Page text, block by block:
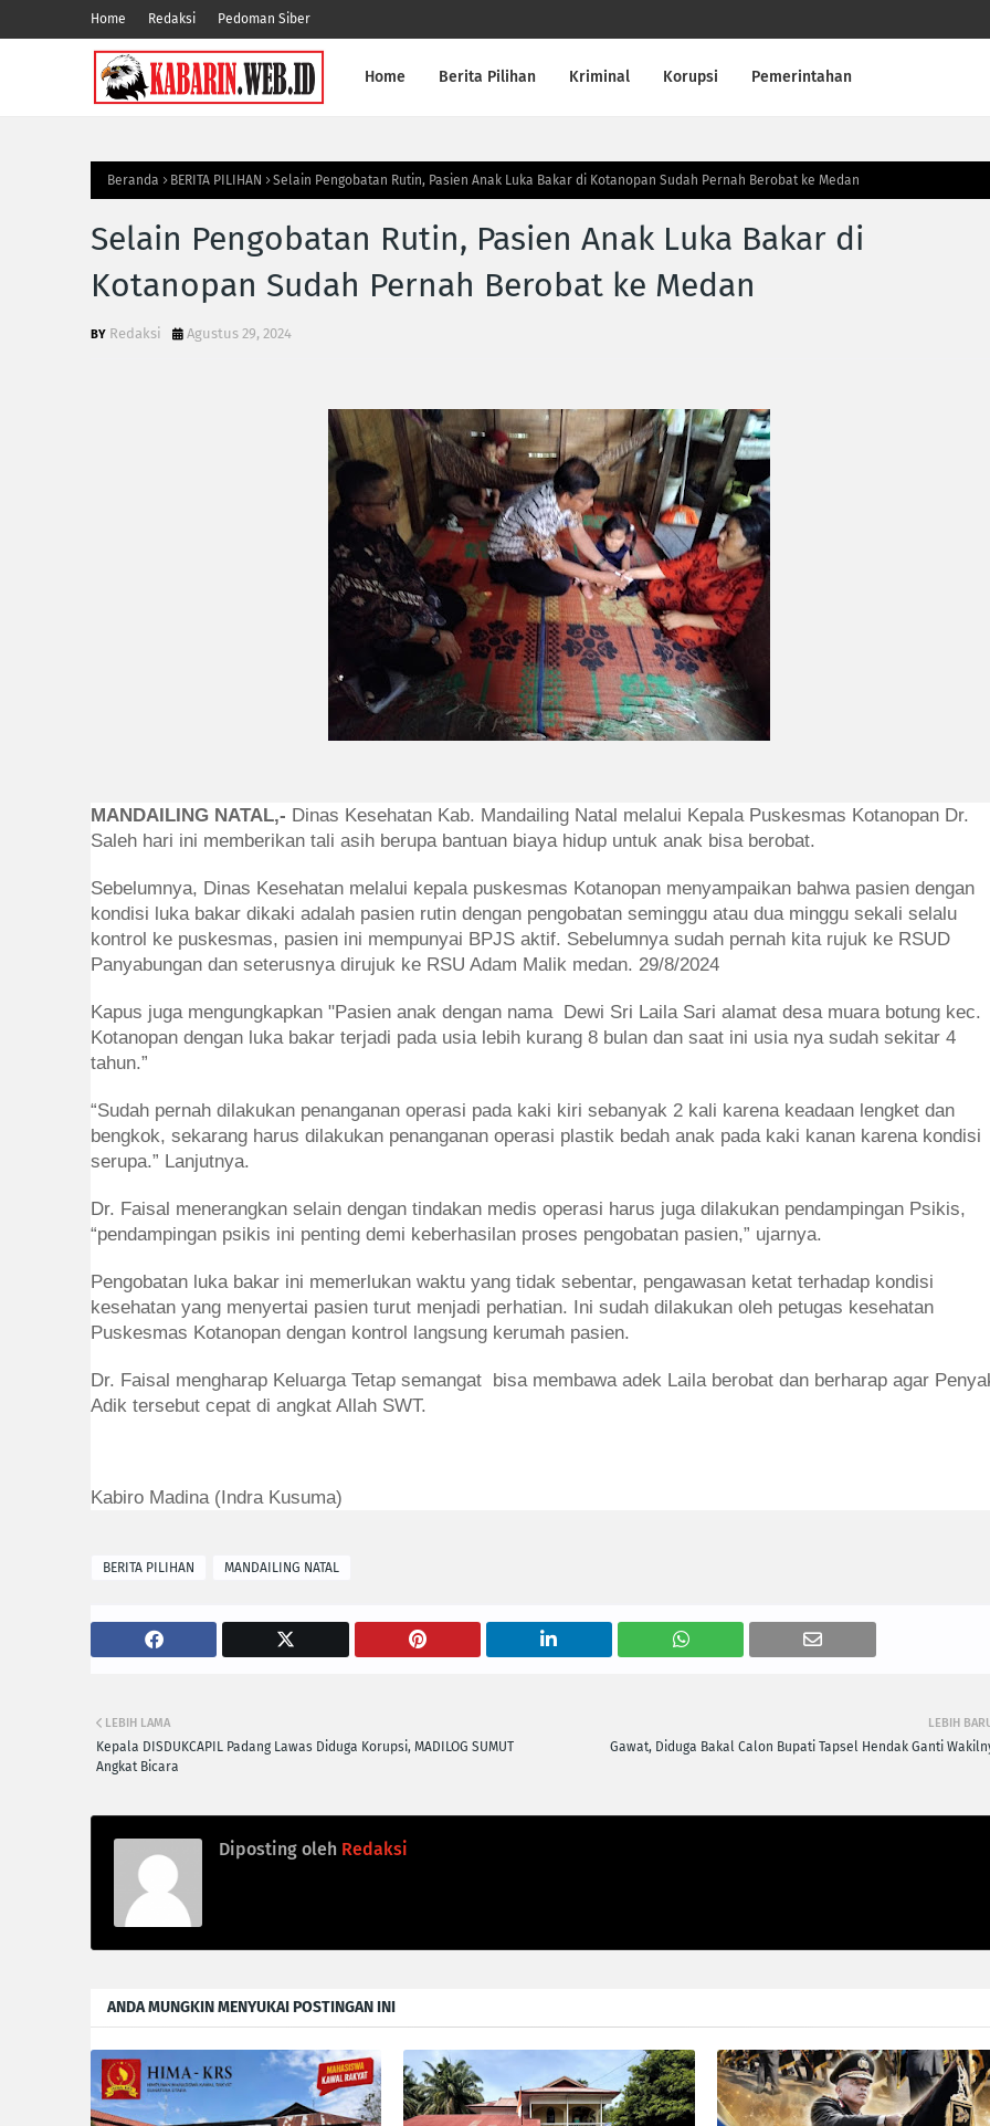
Home Redaksi Pedoman Siber
Home Berita Pilihan Kriminal Korupsi Pemerintahan
Beranda BERITA PILIHAN Selain Pengobatan Rutin, Pasien Anak Luka Bakar di Kotanopan Sudah Pernah Berobat ke Medan
Selain Pengobatan Rutin, Pasien Anak Luka Bakar di
Kotanopan Sudah Pernah Berobat ke Medan
Redaksi Agustus 29, 2024
MANDAILING NATAL,- Dinas Kesehatan Kab. Mandailing Natal melalui Kepala Puskesmas Kotanopan Dr.
Saleh hari ini memberikan tali asih berupa bantuan biaya hidup untuk anak bisa berobat.
Sebelumnya, Dinas Kesehatan melalui kepala puskesmas Kotanopan menyampaikan bahwa pasien dengan
kondisi luka bakar dikaki adalah pasien rutin dengan pengobatan seminggu atau dua minggu sekali selalu
kontrol ke puskesmas, pasien ini mempunyai BPJS aktif. Sebelumnya sudah pernah kita rujuk ke RSUD
Panyabungan dan seterusnya dirujuk ke RSU Adam Malik medan. 29/8/2024
Kapus juga mengungkapkan "Pasien anak dengan nama Dewi Sri Laila Sari alamat desa muara botung kec.
Kotanopan dengan luka bakar terjadi pada usia lebih kurang 8 bulan dan saat ini usia nya sudah sekitar 4
tahun.”
“Sudah pernah dilakukan penanganan operasi pada kaki kiri sebanyak 2 kali karena keadaan lengket dan
bengkok, sekarang harus dilakukan penanganan operasi plastik bedah anak pada kaki kanan karena kondisi
serupa.” Lanjutnya.
Dr. Faisal menerangkan selain dengan tindakan medis operasi harus juga dilakukan pendampingan Psikis,
“pendampingan psikis ini penting demi keberhasilan proses pengobatan pasien,” ujarnya.
Pengobatan luka bakar ini memerlukan waktu yang tidak sebentar, pengawasan ketat terhadap kondisi
kesehatan yang menyertai pasien turut menjadi perhatian. Ini sudah dilakukan oleh petugas kesehatan
Puskesmas Kotanopan dengan kontrol langsung kerumah pasien.
Dr. Faisal mengharap Keluarga Tetap semangat bisa membawa adek Laila berobat dan berharap agar
Adik tersebut cepat di angkat Allah SWT.
Kabiro Madina (Indra Kusuma)
BERITA PILIHAN MANDAILING NATAL
LEBIH
Gawat, Diduga Bakal Calon Bupati Tapsel Hendak Ganti
LEBIH LAMA
Kepala DISDUKCAPIL Padang Lawas Diduga Korupsi, MADILOG SUMUT
Angkat Bicara
Diposting oleh Redaksi
ANDA MUNGKIN MENYUKAI POSTINGAN INI